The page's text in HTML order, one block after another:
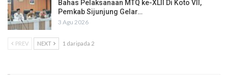
Bahas Pelaksanaan MTQ ke-XLII Di Koto VII,
Pemkab Sijunjung Gelar…
3 Agu 2026
PREV NEXT 1 daripada 2